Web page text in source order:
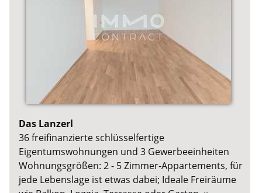
Das Lanzerl
36 freifinanzierte schlüsselfertige
Eigentumswohnungen und 3 Gewerbeeinheiten
Wohnungsgrößen: 2 - 5 Zimmer-Appartements, für
jede Lebenslage ist etwas dabei; Ideale Freiräume